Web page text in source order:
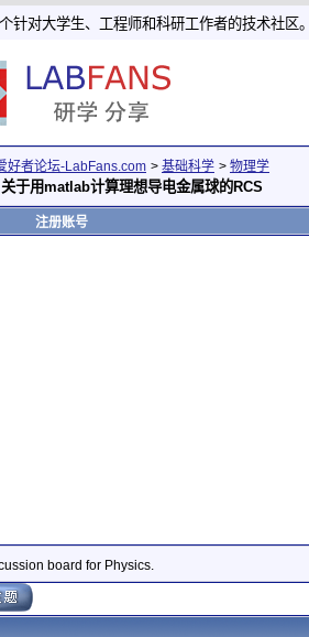
针对大学生、工程师和科研工作者的技术社区
好者论坛-LabFans.com > 基础科学 > 物理学
于用matlab计算理想导电金属球的RCS
注册账号
board for Physics.